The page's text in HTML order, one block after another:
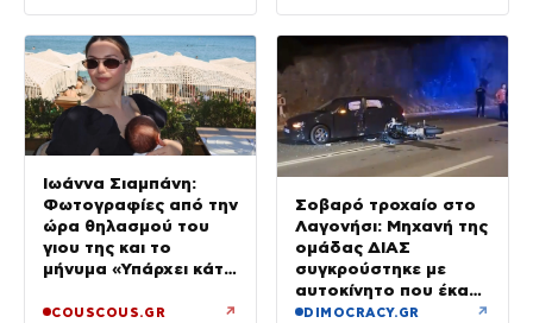
Ιωάννα Σιαμπάνη:
Φωτογραφίες από την
ώρα θηλασμού του
γιου της και το
μήνυμα «Υπάρχει κάτι
αργές μέρες»
COUSCOUS.GR ↗
Σοβαρό τροχαίο στο
Λαγονήσι: Μηχανή της
ομάδας ΔΙΑΣ
συγκρούστηκε με
αυτοκίνητο που έκανε
αναστροφή – Δύο
DIMOCRACY.GR ↗